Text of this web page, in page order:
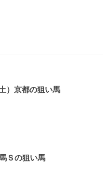
）京都の狙い馬
Ｓの狙い馬